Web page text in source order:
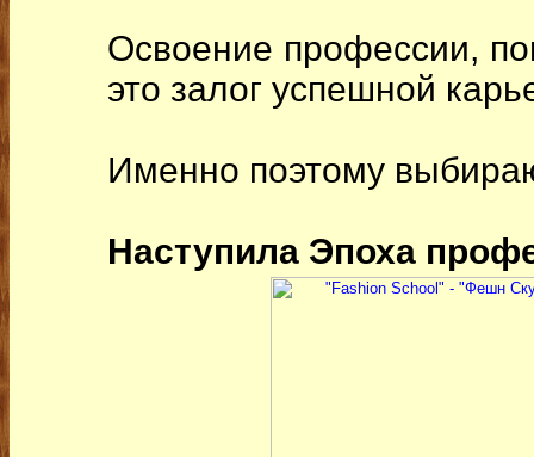
Освоение профессии,
это залог успешной
Именно поэтому
Наступила Эпоха